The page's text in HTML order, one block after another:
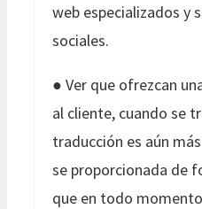
web especializados y
sociales.
● Ver que ofrezcan
al cliente, cuando se
traducción es aún
se proporcionada de
que en todo